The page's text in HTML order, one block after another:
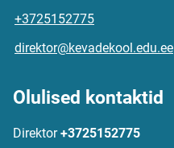
+3725152775
direktor@kevadekool.edu.ee
Olulised kontaktid
Direktor +3725152775